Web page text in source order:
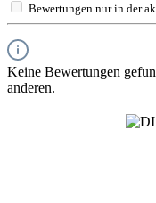
Bewertungen nur in der
Keine Bewertungen
anderen.